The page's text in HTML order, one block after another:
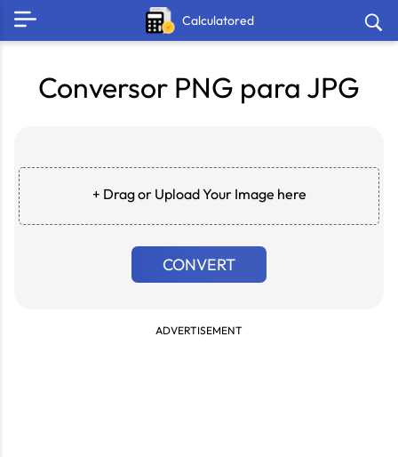
Calculatored
Conversor PNG para JPG
+ Drag or Upload Your Image here
CONVERT
ADVERTISEMENT